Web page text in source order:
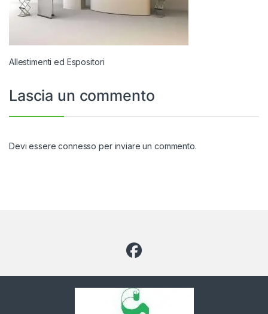
Allestimenti ed Espositori
Lascia un commento
Devi essereconnesso per inviare un commento.